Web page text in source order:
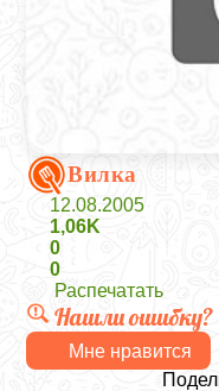
Вилка
12.08.2005
1,06K
0
0
Распечатать
Нашли ошибку?
Мне нравится